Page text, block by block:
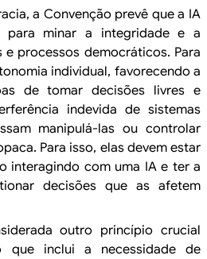
a Convenção prevê que a IA
para minar a integridade e a
processos democráticos. Para
individual, favorecendo a
de tomar decisões livres e
indevida de sistemas
manipulá-las ou controlar
Para isso, elas devemestar
interagindo com uma IA e ter a
decisões que as afetem
outro princípio crucial
que inclui a necessidade de